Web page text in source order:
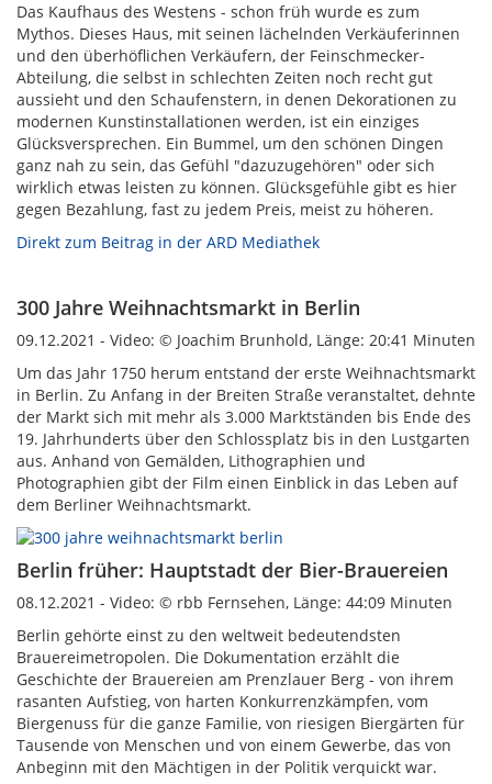
Das Kaufhaus des Westens - schon früh wurde es zum
Mythos. Dieses Haus, mit seinen lächelnden Verkäuferinnen
und den überhöflichen Verkäufern, der Feinschmecker-
Abteilung, die selbst in schlechten Zeiten noch recht gut
aussieht und den Schaufenstern, in denen Dekorationen zu
modernen Kunstinstallationen werden, ist ein einziges
Glücksversprechen. Ein Bummel, um den schönen Dingen
ganz nah zu sein, das Gefühl "dazuzugehören" oder sich
wirklich etwas leisten zu können. Glücksgefühle gibt es hier
gegen Bezahlung, fast zu jedem Preis, meist zu höheren.
Direkt zum Beitrag in der ARD Mediathek
300 Jahre Weihnachtsmarkt in Berlin
09.12.2021 - Video: © Joachim Brunhold, Länge: 20:41 Minuten
Um das Jahr 1750 herum entstand der erste Weihnachtsmarkt
in Berlin. Zu Anfang in der Breiten Straße veranstaltet, dehnte
der Markt sich mit mehr als 3.000 Marktständen bis Ende des
19. Jahrhunderts über den Schlossplatz bis in den Lustgarten
aus. Anhand von Gemälden, Lithographien und
Photographien gibt der Film einen Einblick in das Leben auf
dem Berliner Weihnachtsmarkt.
Berlin früher: Hauptstadt der Bier-Brauereien
08.12.2021 - Video: © rbb Fernsehen, Länge: 44:09 Minuten
Berlin gehörte einst zu den weltweit bedeutendsten
Brauereimetropolen. Die Dokumentation erzählt die
Geschichte der Brauereien am Prenzlauer Berg - von ihrem
rasanten Aufstieg, von harten Konkurrenzkämpfen, vom
Biergenuss für die ganze Familie, von riesigen Biergärten für
Tausende von Menschen und von einem Gewerbe, das von
Anbeginn mit den Mächtigen in der Politik verquickt war.